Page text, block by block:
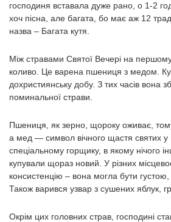
господиня вставала дуже рано, о 1-2
хоч пісна, але багата, бо має аж 12
назва – Багата кутя.
Між стравами Святої Вечері на першому
коливо. Це варена пшениця з медом.
дохристиянську добу. З тих часів вона
поминальної страви.
Пшениця, як зерно, щороку оживає,
а мед — символ вічного щастя святих у
спеціальному горщику, в якому нічого
купували щораз новий. У різних
консистенцію – вона могла бути
Також варився узвар з сушених яблук,
Окрім цих головних страв, господині